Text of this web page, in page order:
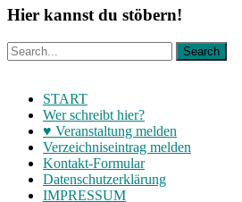
Hier kannst du stöbern!
START
Wer schreibt hier?
♥ Veranstaltung melden
Verzeichniseintrag melden
Kontakt-Formular
Datenschutzerklärung
IMPRESSUM